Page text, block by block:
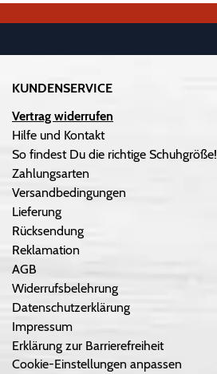
KUNDENSERVICE
Vertrag widerrufen
Hilfe und Kontakt
So findest Du die richtige Schuhgröße!
Zahlungsarten
Versandbedingungen
Lieferung
Rücksendung
Reklamation
AGB
Widerrufsbelehrung
Datenschutzerklärung
Impressum
Erklärung zur Barrierefreiheit
Cookie-Einstellungen anpassen